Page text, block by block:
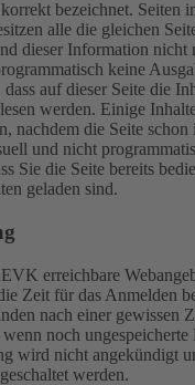
bezeichnet. Seiten
alle die gleichen
dieser Information nicht
keine
auf dieser Seite die
werden. Einige
nachdem die Seite
und nicht
Sie die Seite bereits
geladen sind.
erreichbare
Zeit für das Anmelden
nach einer gewissen
noch ungespeicherte
wird nicht angekündigt
werden.